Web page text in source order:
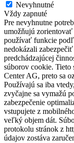
Nevyhnutné
Vždy zapnuté
Pre nevyhnutne
umožňujú zorientovať
používať funkcie
nedokázali
predchádzajúcej
súborov cookie.
Center AG, preto sa
Používajú sa iba
zvyčajne sa vymažú
zabezpečenie
vstupujete z
veľký objem dát.
protokolu stránok z
údajov zostáva